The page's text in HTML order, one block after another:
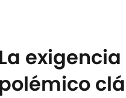
La
polémico